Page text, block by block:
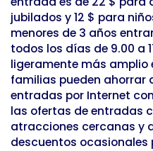
jubilados y 12 $ para
menores de 3 años
todos los días de 9.00 a
ligeramente más amplio
familias pueden ahorrar
entradas por Internet
las ofertas de entradas
atracciones cercanas y
descuentos ocasionales